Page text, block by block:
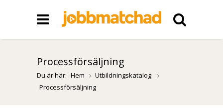
Processförsäljning
Du är här: Hem
Utbildningskatalog
Processförsäljning